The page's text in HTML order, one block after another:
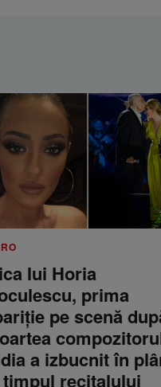
lui Horia
prima
pe scenă
a izbucnit în
recitalului